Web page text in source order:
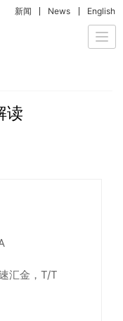
新闻 News English
读
汇金，T/T